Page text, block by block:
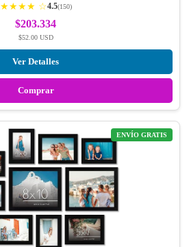
★★★★ ☆4.5(150)
$203.334
$52.00 USD
Ver Detalles
Comprar
ENVÍO GRATIS